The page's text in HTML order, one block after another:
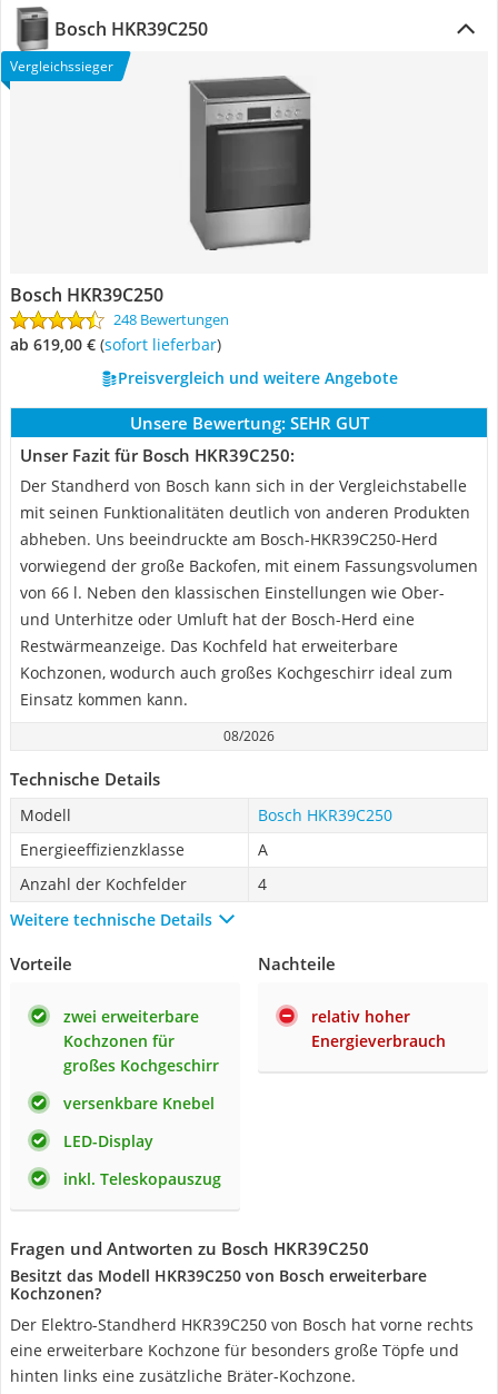
Bosch HKR39C250
Vergleichssieger
Bosch HKR39C250
248 Bewertungen
ab 619,00 € ( Sofort lieferbar)
Preisvergleich und weitere Angebote
Unsere Bewertung: SEHR GUT
Unser Fazit für Bosch HKR39C250:
Der Standherd von Bosch kann sich in der Vergleichstabelle
mit seinen Funktionalitäten deutlich von anderen Produkten
abheben. Uns beeindruckte am Bosch-HKR39C250-Herd
vorwiegend der große Backofen, mit einem Fassungsvolumen
von 66 l. Neben den klassischen Einstellungen wie Ober-
und Unterhitze oder Umluft hat der Bosch-Herd eine
Restwärmeanzeige. Das Kochfeld hat erweiterbare
Kochzonen, wodurch auch großes Kochgeschirr ideal zum
Einsatz kommen kann.
08/2026
Technische Details
Modell
Bosch HKR39C250
Energieeffizienzklasse
A
Anzahl der Kochfelder
4
Weitere technische Details
Vorteile
zwei erweiterbare
Kochzonen für
großes Kochgeschirr
versenkbare Knebel
LED-Display
inkl. Teleskopauszug
Nachteile
relativ hoher
Energieverbrauch
Fragen und Antworten zu Bosch HKR39C250
Besitzt das Modell HKR39C250 von Bosch erweiterbare
Kochzonen?
Der Elektro-Standherd HKR39C250 von Bosch hat vorne rechts
eine erweiterbare Kochzone für besonders große Töpfe und
hinten links eine zusätzliche Bräter-Kochzone.